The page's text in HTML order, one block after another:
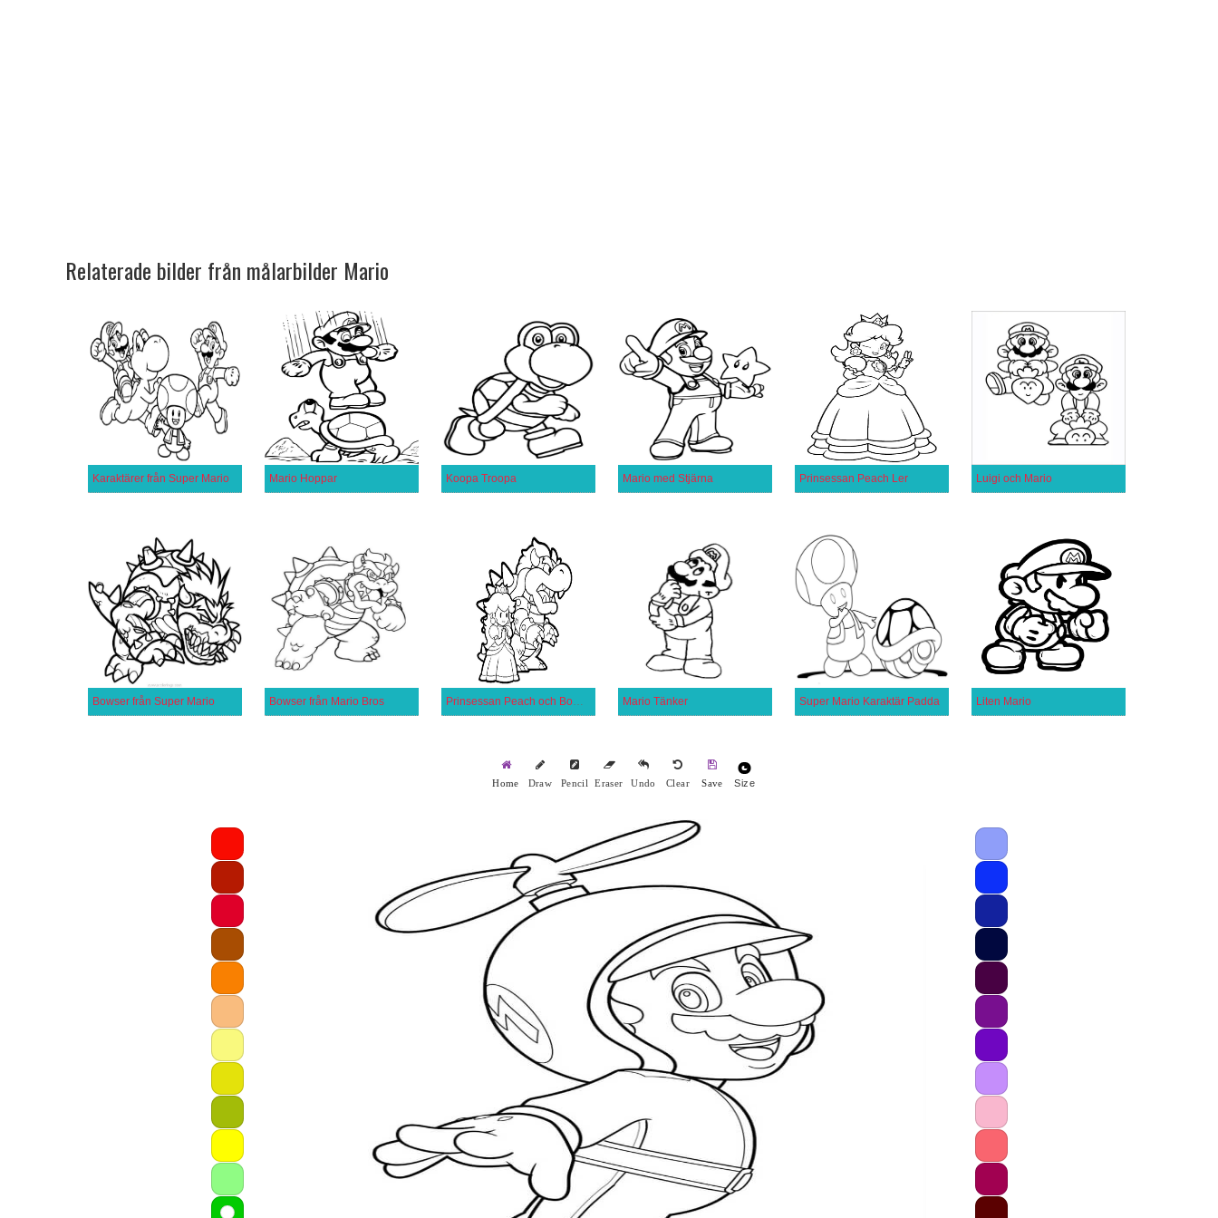
Relaterade bilder från målarbilder Mario
Karaktärer från Super Mario Mario Hoppar Koopa Troopa Mario med Stjärna Prinsessan Peach Ler Luigi och Mario
Bowser från Super Mario Bowser från Mario Bros Prinsessan Peach och Bowser Mario Tänker Super Mario Karaktär Padda Liten Mario
Home Draw Pencil Eraser Undo Clear Save Size